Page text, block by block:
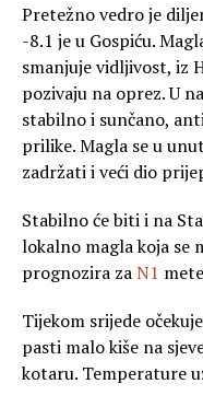
Pretežno vedro je
-8.1 je u Gospiću.
smanjuje vidljivost, iz
pozivaju na oprez. U
stabilno i sunčano,
prilike. Magla se u
zadržati i veći dio
Stabilno će biti i na
lokalno magla koja se
prognozira zaN1
Tijekom srijede
pasti malo kiše na
kotaru. Temperature